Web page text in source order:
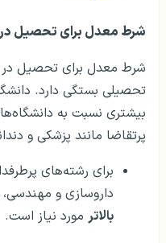
شرط معدل برای تحصیل
شرط معدل برای تحصیل در
تحصیلی بستگی دارد.
بیشتری نسبت به
پرتقاضا مانند پزشکی و
برای رشته‌های
داروسازی و مهندسی،
بالاتر مورد نیاز است.